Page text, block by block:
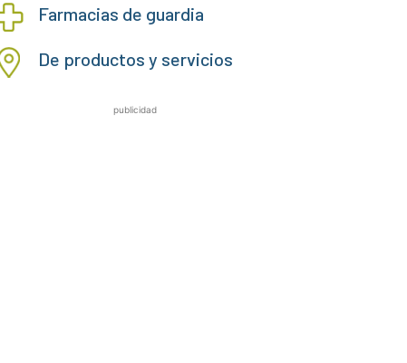
Farmacias de guardia
De productos y servicios
publicidad